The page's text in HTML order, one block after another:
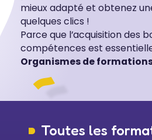
mieux adapté et obtenez
quelques clics !
Parce que l’acquisition des
compétences est
Organismes de
Toutes les